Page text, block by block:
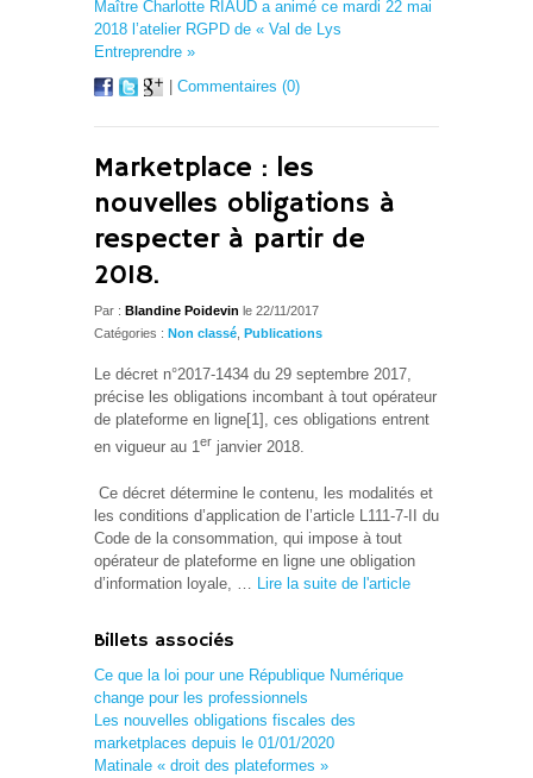
Maître Charlotte RIAUD a animé ce mardi 22 mai
2018 l’atelier RGPD de « Val de Lys
Entreprendre »
Commentaires (0)
Marketplace : les
nouvelles obligations à
respecter à partir de
2018.
Par : Blandine Poidevin le 22/11/2017
Catégories : Non classé Publications
Le décret n°2017-1434 du 29 septembre 2017,
précise les obligations incombant à tout opérateur
de plateforme en ligne[1], ces obligations entrent
en vigueur au 1er janvier 2018.
Ce décret détermine le contenu, les modalités et
les conditions d’application de l’article L111-7-II du
Code de la consommation, qui impose à tout
opérateur de plateforme en ligne une obligation
d’information loyale, … Lire la suite de l'article
Billets associés
Ce que la loi pour une République Numérique
change pour les professionnels
Les nouvelles obligations fiscales des
marketplaces depuis le 01/01/2020
Matinale « droit des plateformes »